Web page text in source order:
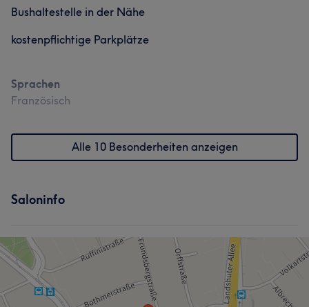
Bushaltestelle in der Nähe
kostenpflichtige Parkplätze
Sprachen
Französisch
Alle 10 Besonderheiten anzeigen
Saloninfo